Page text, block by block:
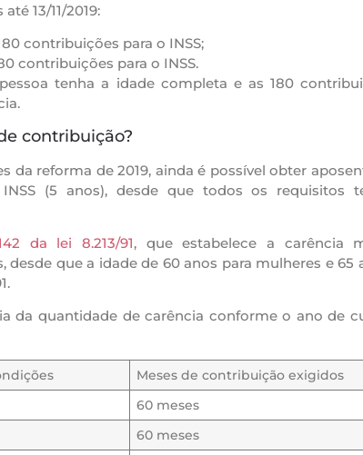
13/11/2019:
contribuições para o INSS;
contribuições para o INSS.
tenha a idade completa e as 180
contribuição?
da reforma de 2019, ainda é possível obter
(5 anos), desde que todos os requisitos
da lei 8.213/91, que estabelece a carência
desde que a idade de 60 anos para mulheres e 65
da quantidade de carência conforme o ano de
Meses de contribuição exigidos
60 meses
60 meses